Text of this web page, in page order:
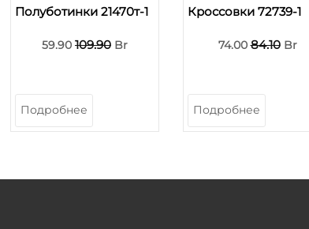
Полуботинки 21470т-1
59.90 109.90 Br
Подробнее
Кроссовки 72739-1
74.0084.10Br
Подробнее